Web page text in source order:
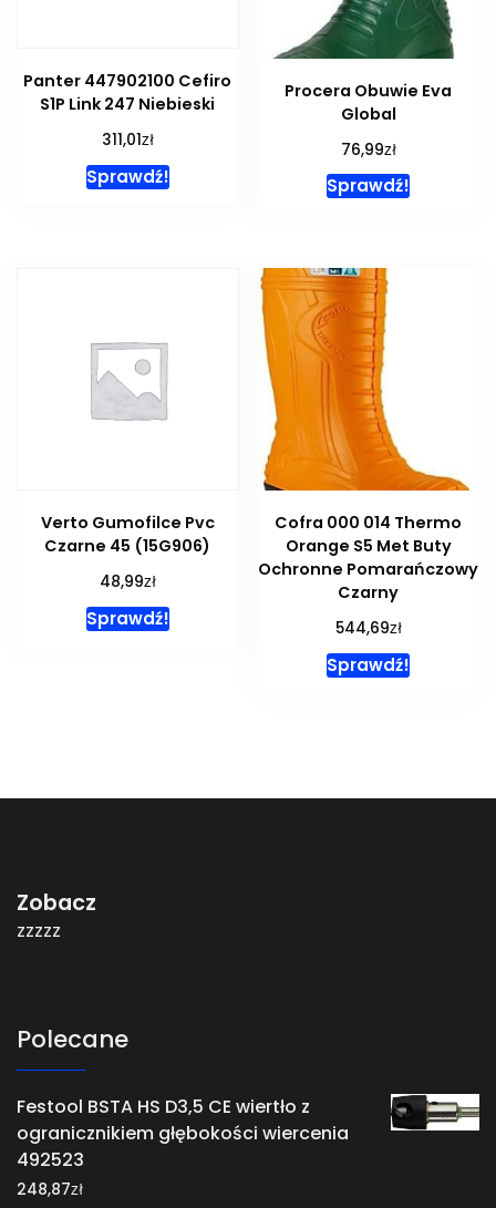
Panter 447902100 Cefiro
S1P Link 247 Niebieski
311,01zł
Sprawdź!
Procera Obuwie Eva
Global
76,99zł
Sprawdź!
Verto Gumofilce Pvc
Czarne 45 (15G906)
48,99zł
Sprawdź!
Cofra 000 014 Thermo
Orange S5 Met Buty
Ochronne Pomarańczowy
Czarny
544,69zł
Sprawdź!
Zobacz
zzzzz
Polecane
Festool BSTA HS D3,5 CE wiertło z
ogranicznikiem głębokości wiercenia
492523
248,87zł